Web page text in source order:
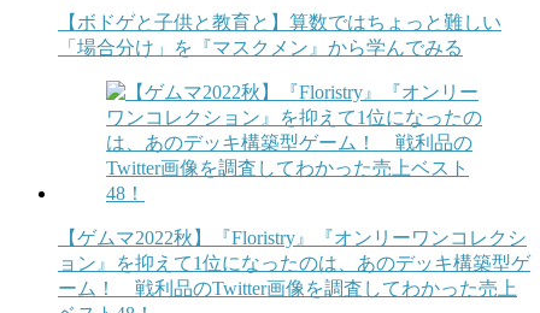
【ボドゲと子供と教育と】算数ではちょっと難しい
「場合分け」を『マスクメン』から学んでみる
【ゲムマ2022秋】『Floristry』『オンリーワンコレクシ
ョン』を抑えて1位になったのは、あのデッキ構築型ゲ
ーム！ 戦利品のTwitter画像を調査してわかった売上